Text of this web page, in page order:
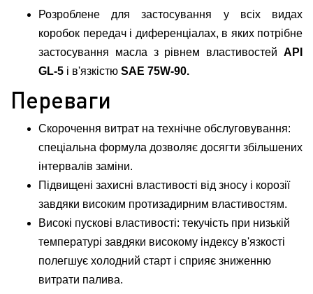
Розроблене для застосування у всіх видах
коробок передач і диференціалах, в яких потрібне
застосування масла з рівнем властивостей API
GL-5 і в'язкістю SAE 75W-90.
Переваги
Скорочення витрат на технічне обслуговування:
спеціальна формула дозволяє досягти збільшених
інтервалів заміни.
Підвищені захисні властивості від зносу і корозії
завдяки високим протизадирним властивостям.
Високі пускові властивості: текучість при низькій
температурі завдяки високому індексу в'язкості
полегшує холодний старт і сприяє зниженню
витрати палива.